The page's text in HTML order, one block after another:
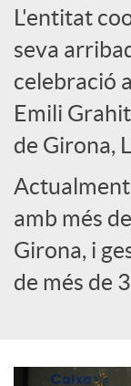
e
s
S
o
c
L'entitat
seva
celebració
Emili
de Girona,
amb més
Girona, i
de més de